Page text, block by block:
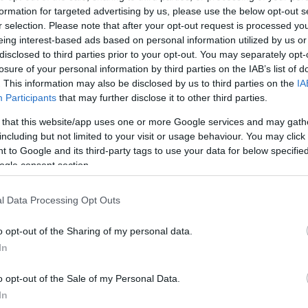
for targeted advertising by us, please use the below opt-out
selection. Please note that after your opt-out request is processed
interest-based ads based on personal information utilized by us
to third parties prior to your opt-out. You may separately
of your personal information by third parties on the IAB’s list of
This information may also be disclosed by us to third parties on the
Participants that may further disclose it to other third parties.
that this website/app uses one or more Google services and may
but not limited to your visit or usage behaviour. You may
to Google and its third-party tags to use your data for below
consent section.
Data Processing Opt Outs
opt-out of the Sharing of my personal data.
opt-out of the Sale of my Personal Data.
τον τελευταίο καιρό κάποιες φορές. Είχαμε
τότε» είπε χαρακτηριστικά. Η Κατερίνα
φώναζα Νικάκη, εκείνος Μαραγκουδάκι». Τα
ήταν πάρα πολύ ωραία η σχέση μας, σε
αλλά με στοργή και αγάπη. Βαθιά αγάπη. Ακόμα
ήταν, επί της ουσίας. Ένα εγωιστικό παιχνίδι
ξέρετε που κάνουν τα νέα παιδιά.
προς το τέλος. Να μην ταλαιπωρήθηκε.
φοβόταν και το θάνατο. Μου έλεγε ότι είναι το
γιατί ό,τι γεννιέται, πεθαίνει. Όταν βγαίναμε, με
που δε μπορούσε να περπατήσει καλά και το
ακομπλεξάριστος άνθρωπος».